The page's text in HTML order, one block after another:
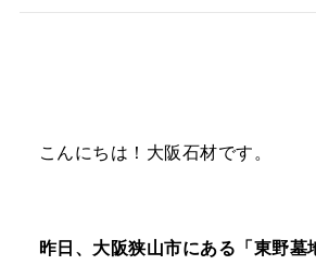
こんにちは！大阪石材です。
昨日、大阪狭山市にある「東野墓